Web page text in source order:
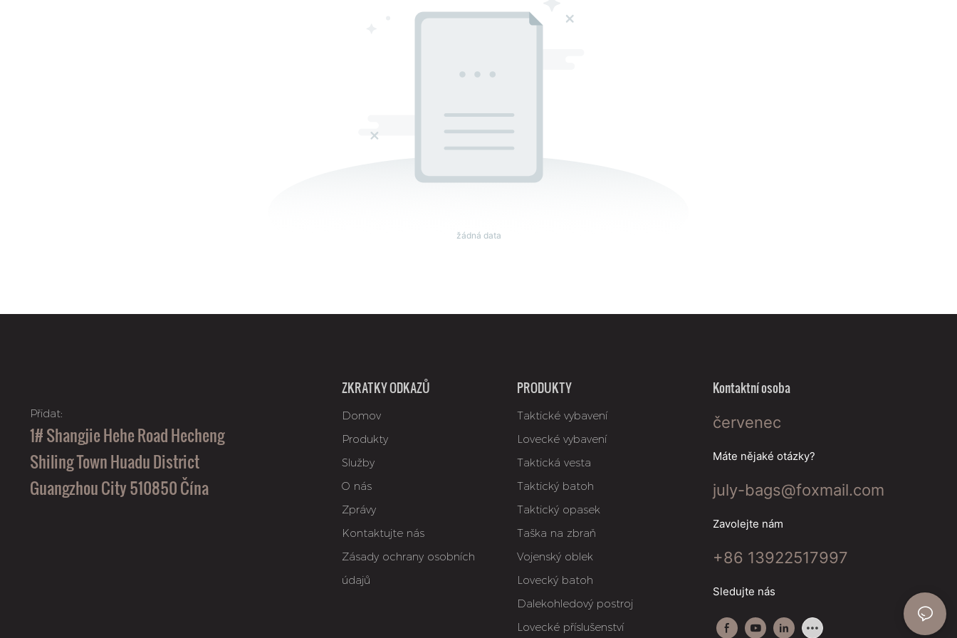
žádná data
Přidat:
1# Shangjie Hehe Road Hecheng
Shiling Town Huadu District
Guangzhou City 510850 Čína
ZKRATKY ODKAZŮ
Domov
Produkty
Služby
O nás
Zprávy
Kontaktujte nás
Zásady ochrany osobních
údajů
PRODUKTY
Taktické vybavení
Lovecké vybavení
Taktická vesta
Taktický batoh
Taktický opasek
Taška na zbraň
Vojenský oblek
Lovecký batoh
Dalekohledový postroj
Lovecké příslušenství
Kontaktní osoba
červenec
Máte nějaké otázky?
july-bags@foxmail.com
Zavolejte nám
+86 13922517997
Sledujte nás